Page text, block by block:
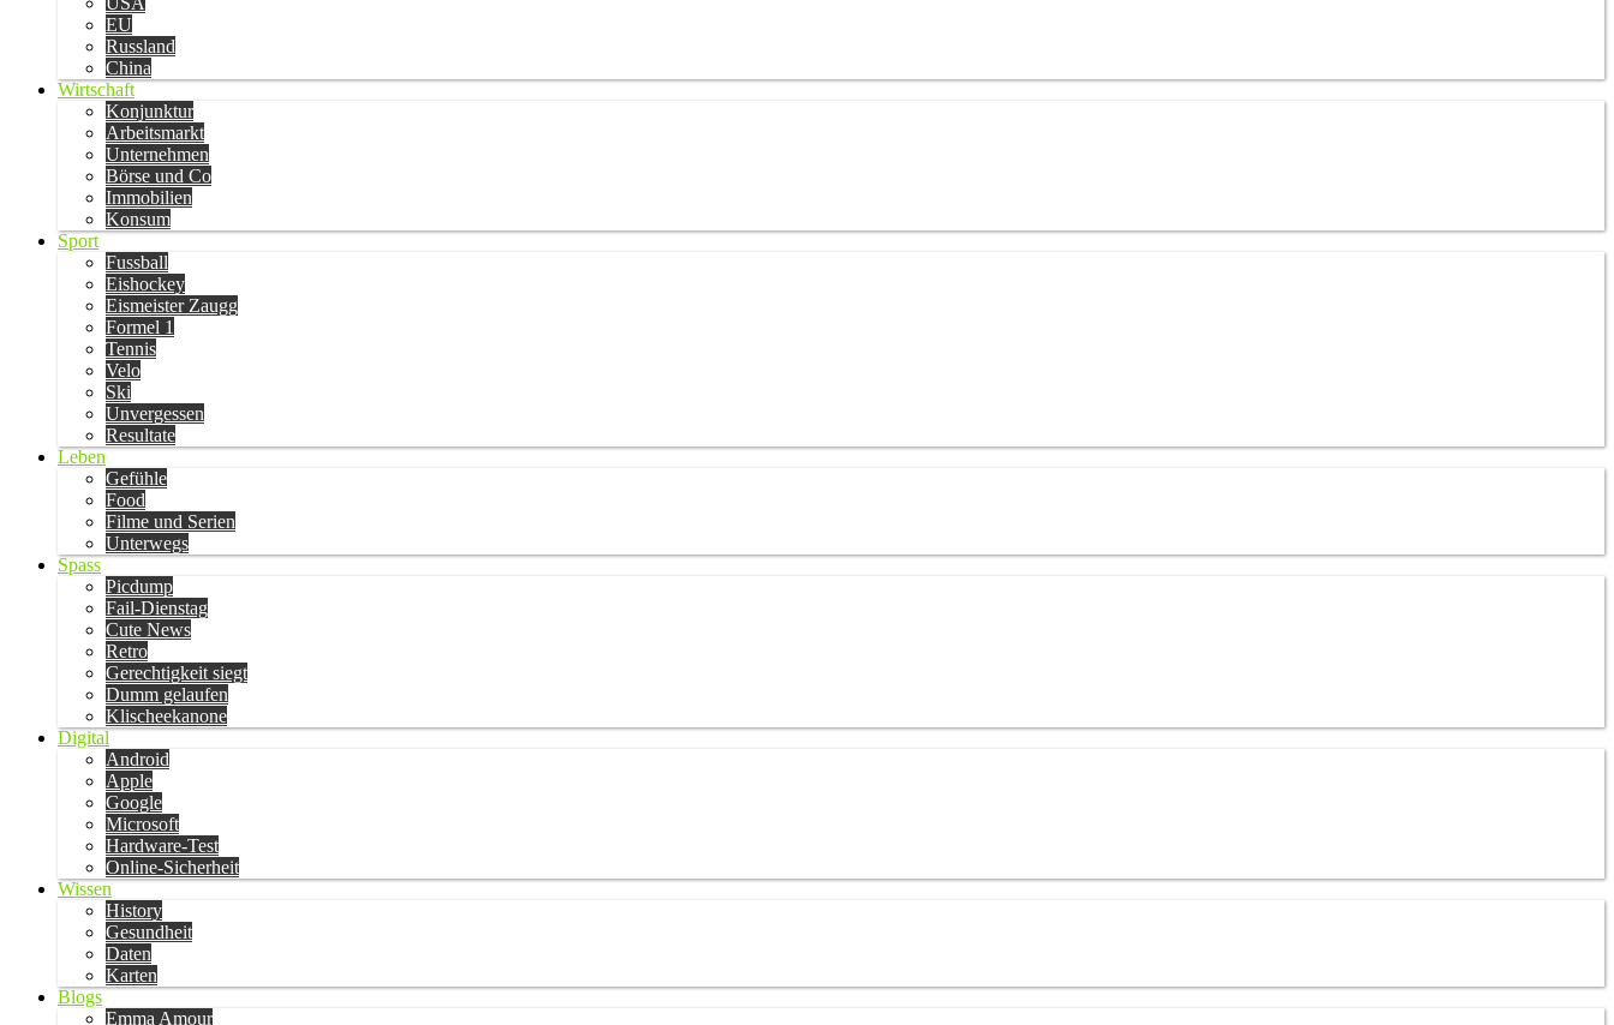
EU
Russland
China
Wirtschaft
Konjunktur
Arbeitsmarkt
Unternehmen
Börse und Co
Immobilien
Konsum
Sport
Fussball
Eishockey
Eismeister Zaugg
Formel 1
Tennis
Velo
Ski
Unvergessen
Resultate
Leben
Gefühle
Food
Filme und Serien
Unterwegs
Spass
Picdump
Fail-Dienstag
Cute News
Retro
Gerechtigkeit siegt
Dumm gelaufen
Klischeekanone
Digital
Android
Apple
Google
Microsoft
Hardware-Test
Online-Sicherheit
Wissen
History
Gesundheit
Daten
Karten
Blogs
Emma Amour